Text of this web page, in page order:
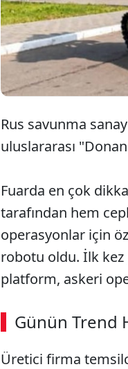
Rus savunma
uluslararası
Fuarda en çok
tarafından hem
operasyonlar için
robotu oldu. İlk
platform, askeri
Günün Trend
Üretici firma